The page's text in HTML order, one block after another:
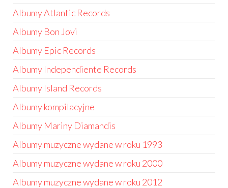
Albumy Atlantic Records
Albumy Bon Jovi
Albumy Epic Records
Albumy Independiente Records
Albumy Island Records
Albumy kompilacyjne
Albumy Mariny Diamandis
Albumy muzyczne wydane w roku 1993
Albumy muzyczne wydane w roku 2000
Albumy muzyczne wydane w roku 2012